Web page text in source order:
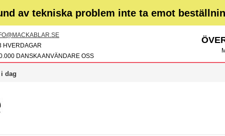
av tekniska problem inte ta emot
HVERDAGAR
DANSKA ANVÄNDARE OSS
dag